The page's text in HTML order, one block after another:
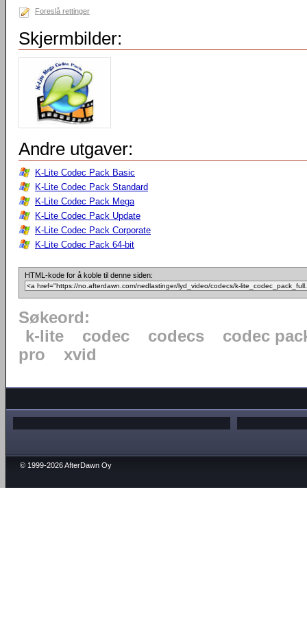
Foreslå rettinger
Skjermbilder:
Andre utgaver:
K-Lite Codec Pack Basic
K-Lite Codec Pack Standard
K-Lite Codec Pack Mega
K-Lite Codec Pack Update
K-Lite Codec Pack Corporate
K-Lite Codec Pack 64-bit
HTML-kode for å koble til denne siden:
Søkeord:
k-lite
codec codecs
codec
pro
xvid
© 1999-2026 AfterDawn Oy